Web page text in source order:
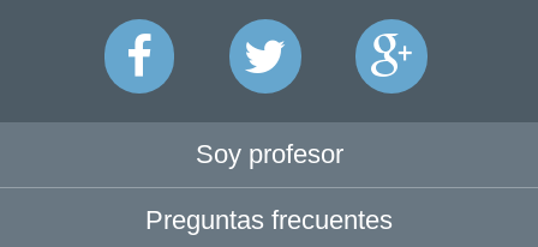
Soy profesor
Preguntas frecuentes